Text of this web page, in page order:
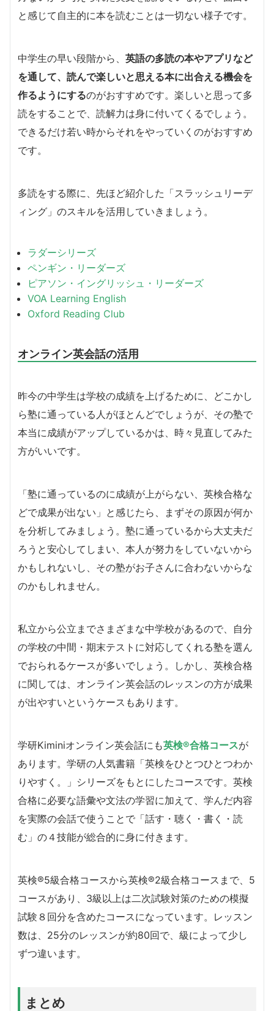
と感じて自主的に本を読むことは一切ない様子です。
中学生の早い段階から、 英語の多読の本やアプリなど
を通して、読んで楽しいと思える本に出合える機会を
作るようにするのがおすすめです。楽しいと思って多
読をすることで、読解力は身に付いてくるでしょう。
できるだけ若い時からそれをやっていくのがおすすめ
です。
多読をする際に、先ほど紹介した「スラッシュリーデ
ィング」のスキルを活用していきましょう。
ラダーシリーズ
ペンギン・リーダーズ
ピアソン・イングリッシュ・リーダーズ
VOA Learning English
Oxford Reading Club
オンライン英会話の活用
昨今の中学生は学校の成績を上げるために、どこかし
ら塾に通っている人がほとんどでしょうが、その塾で
本当に成績がアップしているかは、時々見直してみた
方がいいです。
「塾に通っているのに成績が上がらない、英検合格な
どで成果が出ない」と感じたら、まずその原因が何か
を分析してみましょう。塾に通っているから大丈夫だ
ろうと安心してしまい、本人が努力をしていないから
かもしれないし、その塾がお子さんに合わないからな
のかもしれません。
私立から公立までさまざまな中学校があるので、自分
の学校の中間・期末テストに対応してくれる塾を選ん
でおられるケースが多いでしょう。しかし、英検合格
に関しては、オンライン英会話のレッスンの方が成果
が出やすいというケースもあります。
学研Kiminiオンライン英会話にも英検®合格コースが
あります。学研の人気書籍「英検をひとつひとつわか
りやすく。」シリーズをもとにしたコースです。英検
合格に必要な語彙や文法の学習に加えて、学んだ内容
を実際の会話で使うことで「話す・聴く・書く・読
む」の４技能が総合的に身に付きます。
英検®5級合格コースから英検®2級合格コースまで、5
コースがあり、3級以上は二次試験対策のための模擬
試験８回分を含めたコースになっています。レッスン
数は、25分のレッスンが約80回で、級によって少し
ずつ違います。
まとめ